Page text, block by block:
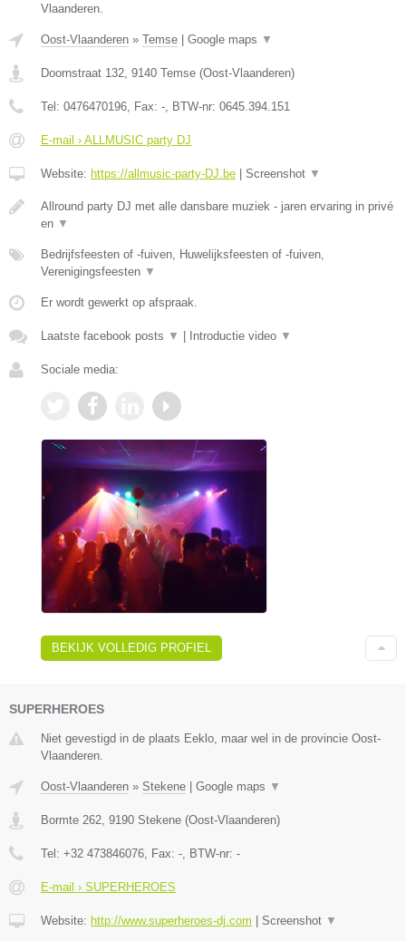
Vlaanderen.
Oost-Vlaanderen » Temse Google maps ▼
Doornstraat 132, 9140 Temse (Oost-Vlaanderen)
Tel: 0476470196, Fax: -, BTW-nr: 0645.394.151
E-mail › ALLMUSIC party DJ
Website: https://allmusic-party-DJ.be Screenshot ▼
Allround party DJ met alle dansbare muziek - jaren ervaring in privé
en ▼
Bedrijfsfeesten of -fuiven, Huwelijksfeesten of -fuiven,
Verenigingsfeesten ▼
Er wordt gewerkt op afspraak.
Laatste facebook posts ▼ Introductie video ▼
Sociale media:
BEKIJK VOLLEDIG PROFIEL
SUPERHEROES
Niet gevestigd in de plaats Eeklo, maar wel in de provincie Oost-
Vlaanderen.
Oost-Vlaanderen » Stekene | Google maps ▼
Bormte 262 9190 Stekene (Oost-Vlaanderen)
Tel: +32 473846076 , Fax: - , BTW-nr: -
E-mail › SUPERHEROES
Website: http://www.superheroes-dj.com | Screenshot ▼